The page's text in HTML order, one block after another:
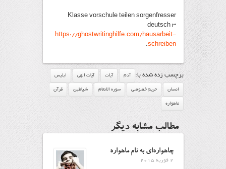
Klasse vorschule teilen sorgenfresser
deutsch 3
https://ghostwritinghilfe.com/hausarbeit-
schreiben
.
برچسب زده شده با: آدم آیات آیات الهی ابلیس
انسان حریم خصوصی سوره الانعام شیاطین قرآن
ماهواره
مطالب مشابه دیگر
چاهواره‌ای به نام ماهواره
2 فوریه 2015